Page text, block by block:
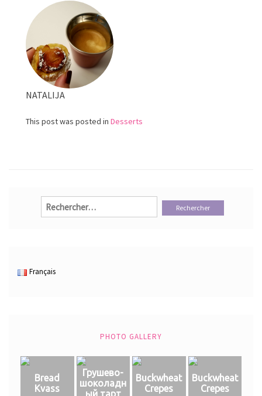
NATALIJA
This post was posted in Desserts
Rechercher :
Français
PHOTO GALLERY
Bread
Kvass
Грушево-
шоколадн
ый тарт
Buckwheat
Crepes
Buckwheat
Crepes